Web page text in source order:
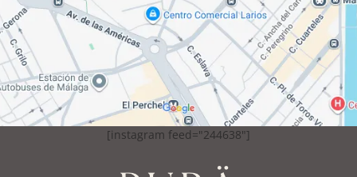
[instagram feed="244638"]